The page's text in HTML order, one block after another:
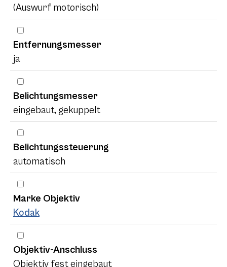
(Auswurf motorisch)
Entfernungsmesser
ja
Belichtungsmesser
eingebaut, gekuppelt
Belichtungssteuerung
automatisch
Marke Objektiv
Kodak
Objektiv-Anschluss
Objektiv fest eingebaut